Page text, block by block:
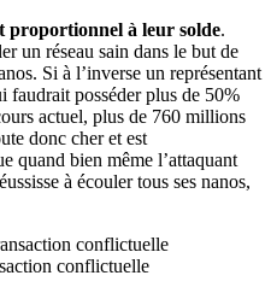
proportionnel à leur solde.
un réseau sain dans le but de
Si à l’inverse un représentant
faudrait posséder plus de 50%
actuel, plus de 760 millions
donc cher et est
quand bien même l’attaquant
à écouler tous ses nanos,
conflictuelle